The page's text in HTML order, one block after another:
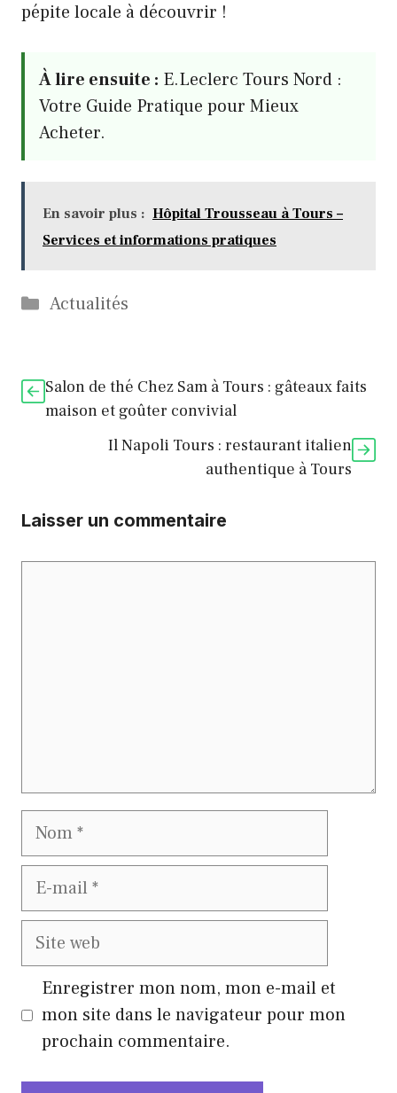
pépite locale à découvrir !
À lire ensuite : E.Leclerc Tours Nord :
Votre Guide Pratique pour Mieux
Acheter.
En savoir plus : Hôpital Trousseau à Tours –
Services et informations pratiques
Catégories
Actualités
Salon de thé Chez Sam à Tours : gâteaux faits
maison et goûter convivial
Il Napoli Tours : restaurant italien
authentique à Tours
Laisser un commentaire
Nom
E-
Site
Enregistrer mon nom, mon e-mail et
mon site dans le navigateur pour mon
prochain commentaire.